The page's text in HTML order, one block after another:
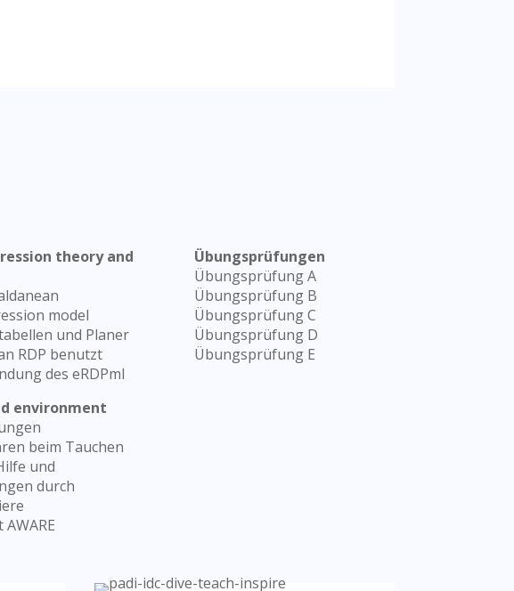
theory and
model
und Planer
RDP benutzt
des eRDPml
environment
beim Tauchen
und
durch
AWARE
Übungsprüfungen
Übungsprüfung A
Übungsprüfung B
Übungsprüfung C
Übungsprüfung D
Übungsprüfung E